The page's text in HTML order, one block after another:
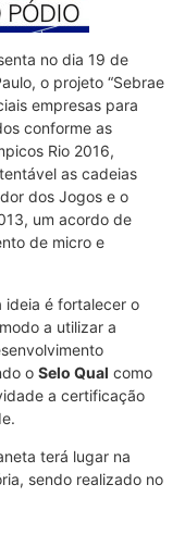
no dia 19 de
o projeto “Sebrae
empresas para
conforme as
Rio 2016,
as cadeias
dos Jogos e o
um acordo de
de micro e
ideia é fortalecer o
a utilizar a
o Selo Qual como
a certificação
terá lugar na
sendo realizado no